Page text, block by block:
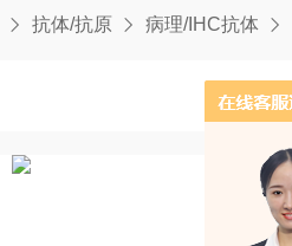
抗体/抗原 病理/IHC抗体